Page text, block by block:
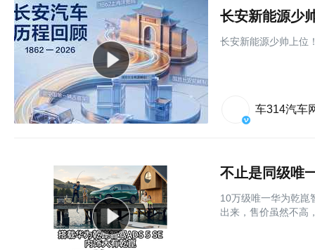
长安新能源少
长安新能源少帅上位
车314汽车
不止是同级唯
10万级唯一华为乾崑
出来，售价虽然不高